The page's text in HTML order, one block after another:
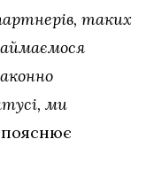
таких
ми